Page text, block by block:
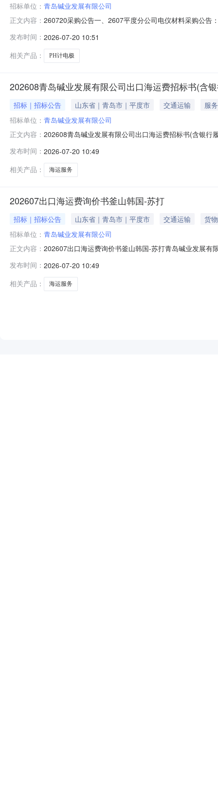
招标单位： 青岛碱业发展有限公司
正文内容： 260720采购公告一、2607平度分公司电仪材料采购公告
发布时间： 2026-07-20 10:51
相关产品：
PH计电极
202608青岛碱业发展有限公司出口海运费招标书(含
招标｜招标公告 山东省｜青岛市｜平度市 交通运输
服务
招标单位： 青岛碱业发展有限公司
正文内容： 202608青岛碱业发展有限公司出口海运费招标书(含银行
包、1000kg/包、1250kg/包、23吨/液袋、1000kgIBC桶
发布时间： 2026-07-20 10:49
相关产品：
海运服务
202607出口海运费询价书釜山韩国-苏打
招标｜招标公告 山东省｜青岛市｜平度市 交通运输
货物
招标单位： 青岛碱业发展有限公司
正文内容： 202607出口海运费询价书釜山韩国-苏打青岛碱业发展有
估运输数量：见附表（通过询价方的初步资格审核后获
化工科技产业基
发布时间： 2026-07-20 10:49
相关产品：
海运服务